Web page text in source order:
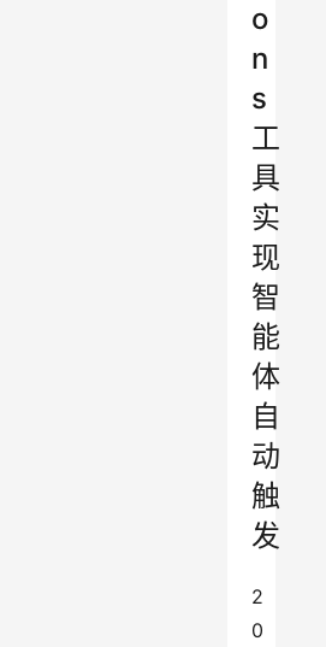
o
n
s
工
具
实
现
智
能
体
自
动
触
发
2
0